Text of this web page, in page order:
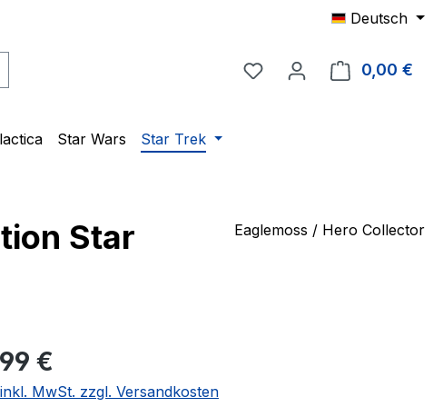
Deutsch
Du hast 0 Produkte auf
0,00 €
Star Wars Star Trek
Star
Eaglemoss / Hero Collector
Preis:
€
MwSt. zzgl. Versandkosten